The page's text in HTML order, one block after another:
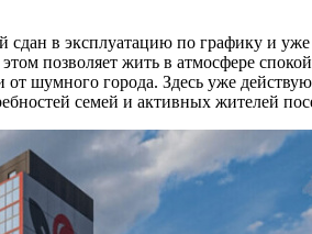
в эксплуатацию по графику и
позволяет жить в атмосфере
шумного города. Здесь уже
семей и активных жителей